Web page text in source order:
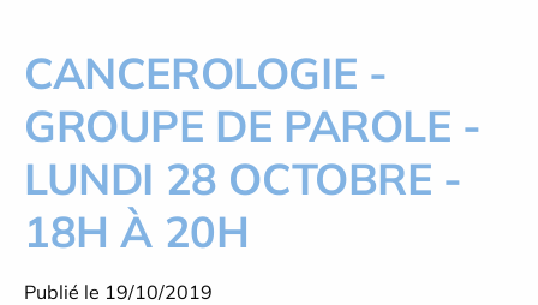
CANCEROLOGIE -
GROUPE DE PAROLE -
LUNDI 28 OCTOBRE -
18H À 20H
Publié le 19/10/2019